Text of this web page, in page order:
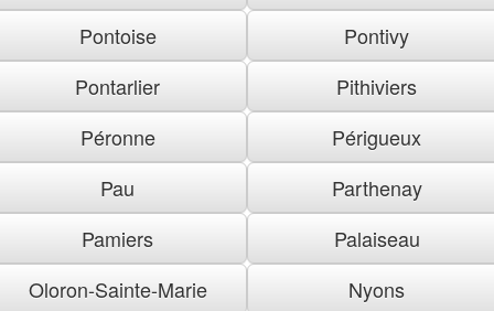
Pontoise
Pontivy
Pontarlier
Pithiviers
Péronne
Périgueux
Pau
Parthenay
Pamiers
Palaiseau
Oloron-Sainte-Marie
Nyons